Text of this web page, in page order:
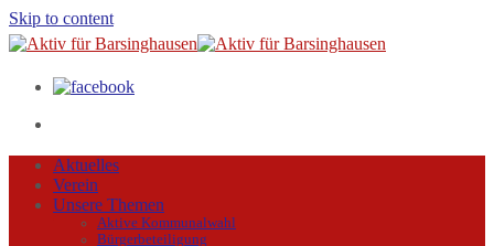
Skip to content
Aktuelles
Verein
Unsere Themen
Aktive Kommunalwahl
Bürgerbeteiligung